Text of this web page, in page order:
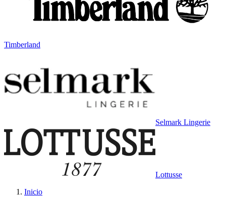
Timberland
Selmark Lingerie
Lottusse
Inicio